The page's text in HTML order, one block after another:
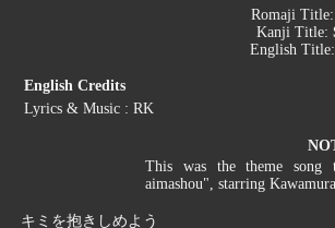
Romaji
Kanji Title:
English
English Credits
Lyrics & Music : RK
This was the theme song
aimashou", starring
キミを抱きしめよう